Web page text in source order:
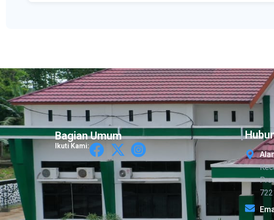
Bagian Umum
Ikuti Kami: